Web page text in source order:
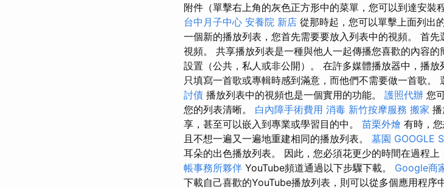
附件（單擊右上角的灰色正方形中的菜單，您可以到達安裝
台中月子中心 安養院 新店 從那時起，您可以單擊上面列出
一個新的播放列表，您首先需要要放入列表中的視頻。 首
視頻。 共享播放列表是一種與他人一起傳播您喜歡的內容
設置（公共，私人或非公開）。 在許多媒體播放器中，播
只填寫一首歌或專輯時感到滿意，而他們不需要做一首歌。
討債 播放列表中的視頻也是一個實用的功能。 護照代辦 您
您的列表清晰。 白內障手術費用 消毒 新竹按摩服務 搬家
享，甚至可以嵌入到專業或學習目的中。 苗栗外燴 有時，
且不想一遍又一遍地重建相同的播放列表。 墓園 GOOGLE
耳朵的出色播放列表。 因此，您必須花更少的時間在過程上
帳事務所夥伴 YouTube頻道通過以下步驟下載。 Google商
下載自己喜歡的YouTube播放列表，則可以從多個應用程序